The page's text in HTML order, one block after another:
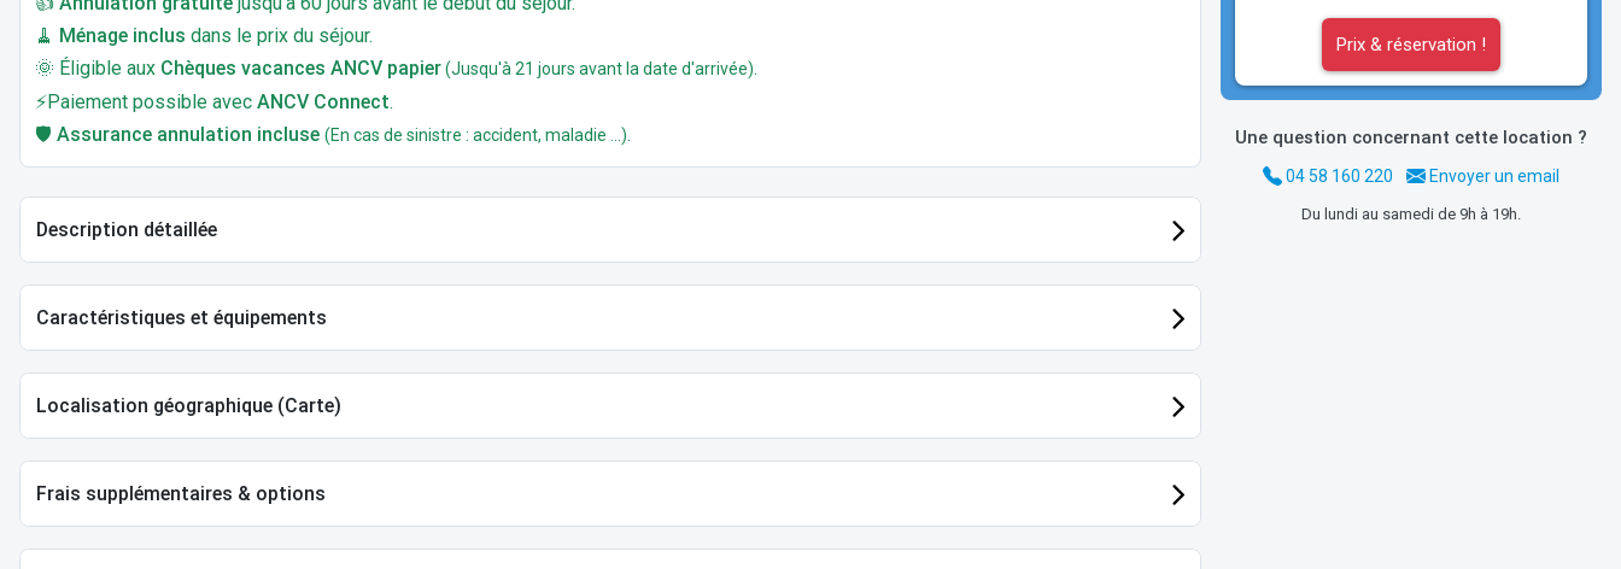
🧹 Ménage inclus dans le prix du séjour.
🌞 Éligible aux Chèques vacances ANCV papier(Jusqu'à 21 jours avant la date d'arrivée).
⚡Paiement possible avec ANCV Connect.
🛡️ Assurance annulation incluse (En cas de sinistre : accident, maladie ...).
Description détaillée
Caractéristiques et équipements
Localisation géographique (Carte)
Frais supplémentaires & options
Prix & réservation !
Une question concernant cette location ?
04 58 160 220 Envoyer un email
Du lundi au samedi de 9h à 19h.